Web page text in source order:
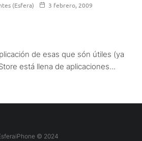
(Esfera)
3 febrero, 2009
de esas que són útiles (ya
está llena de aplicaciones...
© 2024